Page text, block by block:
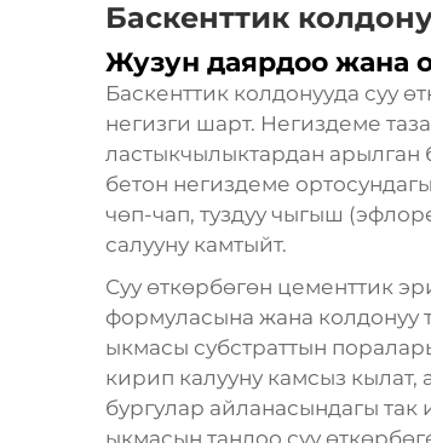
Баскенттик
Жузун даярдоо жана
Баскенттик колдонууда суу
негизги шарт. Негиздеме
ластыкчылыктардан арылган
бетон негиздеме
чөп-чап, туздуу чыгыш
салууну камтыйт.
Суу өткөрбөгөн цементтик
формуласына жана колдонуу
ыкмасы субстраттын
кирип калууну камсыз
бургулар айланасындагы так
ыкмасын тандоо суу